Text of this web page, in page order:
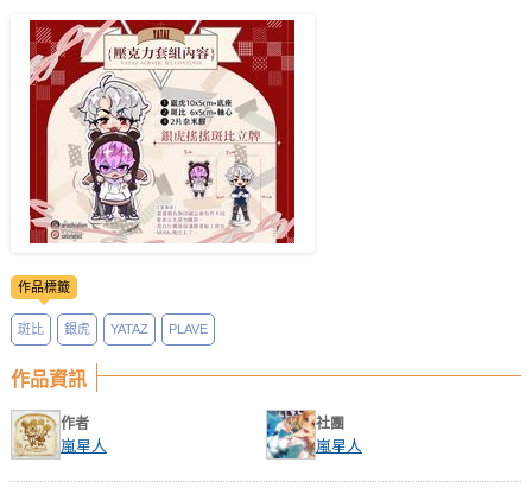
會員中心
註冊會員
登入
作品標籤
斑比 銀虎 YATAZ PLAVE
作品資訊
作者
嵐星人
社團
嵐星人